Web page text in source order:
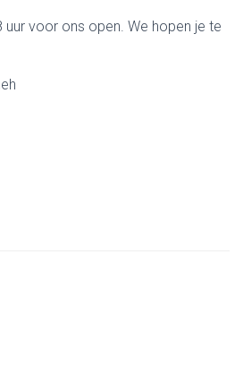
uur voor ons open. We hopen je te